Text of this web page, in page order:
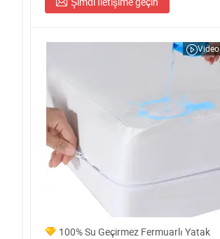
Video
100% Su Geçirmez Fermuarlı Yatak